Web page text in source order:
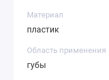
Материал
пластик
Область применения
губы